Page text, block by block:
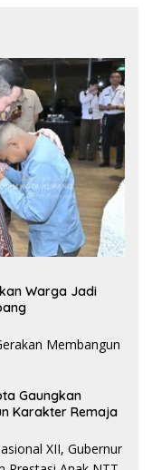
Warga Jadi
Gaungkan
Karakter Remaja